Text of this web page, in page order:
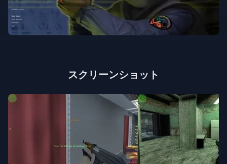
スクリーンショット